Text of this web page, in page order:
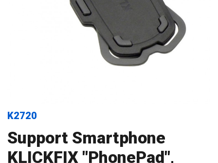
K2720
Support Smartphone
KLICKFIX "PhonePad",